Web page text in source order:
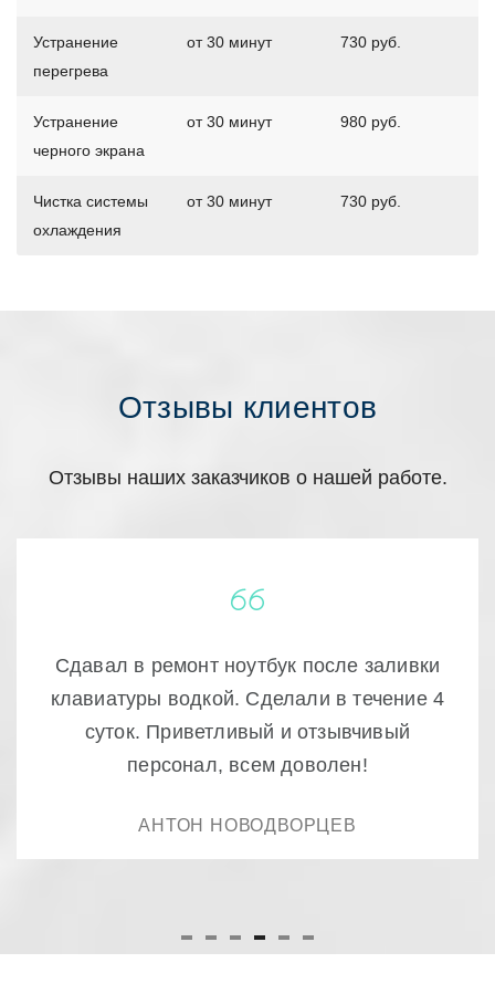
Устранение
перегрева
от 30 минут 730 руб.
Устранение
черного экрана
от 30 минут 980 руб.
Чистка системы
охлаждения
от 30 минут 730 руб.
Отзывы клиентов
Отзывы наших заказчиков о нашей работе.
Очень качественный ремонт! доступно и
быстро , ещё раз спасибо.
РУСТАМ